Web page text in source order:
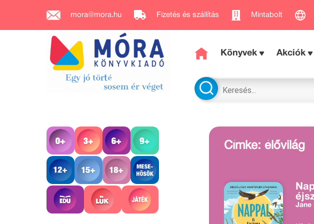
mora@mora.hu Fizetés és szállítás Mintabolt
Könyvek Akciók
Címke: élővilág
Jane